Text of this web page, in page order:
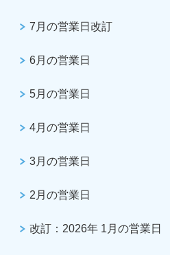
7月の営業日改訂
6月の営業日
5月の営業日
4月の営業日
3月の営業日
2月の営業日
改訂：2026年 1月の営業日